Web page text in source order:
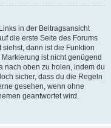
in der Beitragsansicht
die erste Seite des Forums
dann ist die Funktion
ist nicht genügend
nach oben zu holen, indem du
sicher, dass du die Regeln
gesehen, wenn ohne
geantwortet wird.